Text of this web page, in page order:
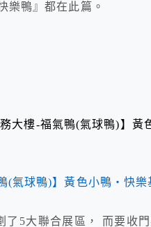
樂鴨』都在此篇。
大樓-福氣鴨(氣球鴨)】
5大聯合展區， 而要收